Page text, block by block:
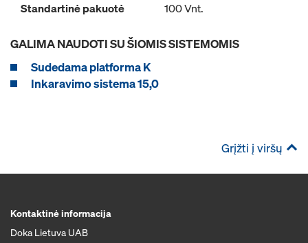
Standartinė pakuotė 100 Vnt.
GALIMA NAUDOTI SU ŠIOMIS SISTEMOMIS
Sudedama platforma K
Inkaravimo sistema 15,0
Grįžti į viršų
Kontaktinė informacija
Doka Lietuva UAB